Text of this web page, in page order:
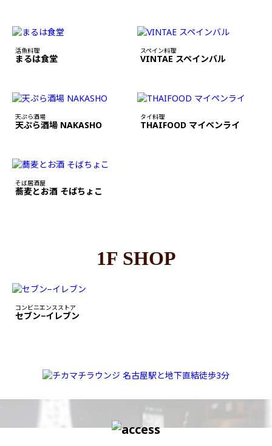
活魚料理
まるは食堂
スペイン料理
VINTAE スペインバル
天ぷら酒場
天ぷら酒場 NAKASHO
タイ料理
THAIFOOD マイペンライ
そば居酒屋
蕎麦とお酒 そばちょこ
1F SHOP
コンビニエンスストア
セブン−イレブン